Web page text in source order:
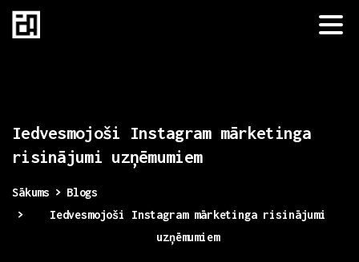
Iedvesmojoši Instagram mārketinga
risinājumi uzņēmumiem
Sākums
Blogs
Iedvesmojoši Instagram mārketinga risinājumi
uzņēmumiem